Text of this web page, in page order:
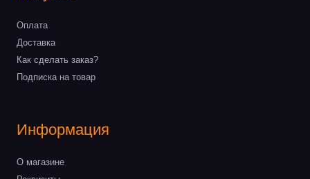
Оплата
Доставка
Как сделать заказ?
Подписка на товар
Информация
О магазине